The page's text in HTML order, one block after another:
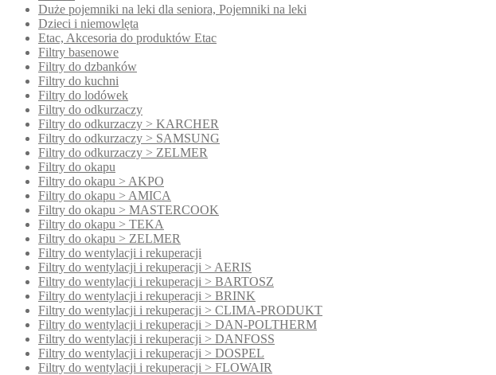
Duże pojemniki na leki dla seniora, Pojemniki na leki
Dzieci i niemowlęta
Etac, Akcesoria do produktów Etac
Filtry basenowe
Filtry do dzbanków
Filtry do kuchni
Filtry do lodówek
Filtry do odkurzaczy
Filtry do odkurzaczy > KARCHER
Filtry do odkurzaczy > SAMSUNG
Filtry do odkurzaczy > ZELMER
Filtry do okapu
Filtry do okapu > AKPO
Filtry do okapu > AMICA
Filtry do okapu > MASTERCOOK
Filtry do okapu > TEKA
Filtry do okapu > ZELMER
Filtry do wentylacji i rekuperacji
Filtry do wentylacji i rekuperacji > AERIS
Filtry do wentylacji i rekuperacji > BARTOSZ
Filtry do wentylacji i rekuperacji > BRINK
Filtry do wentylacji i rekuperacji > CLIMA-PRODUKT
Filtry do wentylacji i rekuperacji > DAN-POLTHERM
Filtry do wentylacji i rekuperacji > DANFOSS
Filtry do wentylacji i rekuperacji > DOSPEL
Filtry do wentylacji i rekuperacji > FLOWAIR